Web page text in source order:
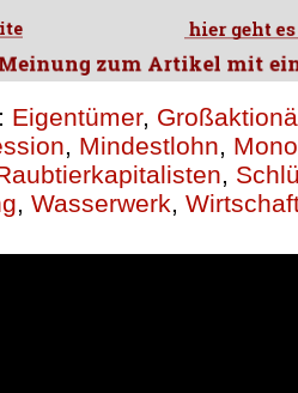
Eigentümer,
, Mindestlohn,
,
, Wasserwerk,